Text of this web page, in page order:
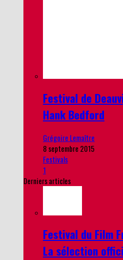
Festival de
Hank Bedford
Grégoire Lemaître
8 septembre 2015
Festivals
1
Derniers articles
Festival du Film
La sélection